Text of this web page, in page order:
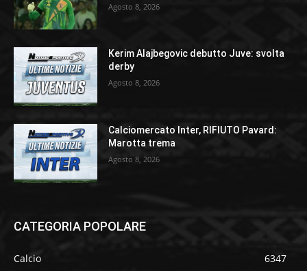
Agosto 8, 2026
Kerim Alajbegovic debutto Juve: svolta
derby
Agosto 8, 2026
Calciomercato Inter, RIFIUTO Pavard:
Marotta trema
Agosto 8, 2026
CATEGORIA POPOLARE
Calcio
6347